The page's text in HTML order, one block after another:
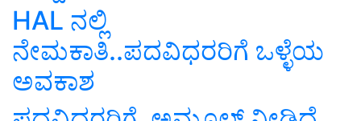
HAL ನಲ್ಲಿ
ನೇಮಕಾತಿ..ಪದವಿಧರರಿಗೆ ಒಳ್ಳೆಯ
ಅವಕಾಶ